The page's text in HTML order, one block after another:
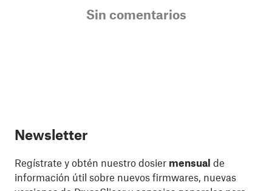
Sin comentarios
Newsletter
Regístrate y obtén nuestro dosier mensual de
información útil sobre nuevos firmwares, nuevas